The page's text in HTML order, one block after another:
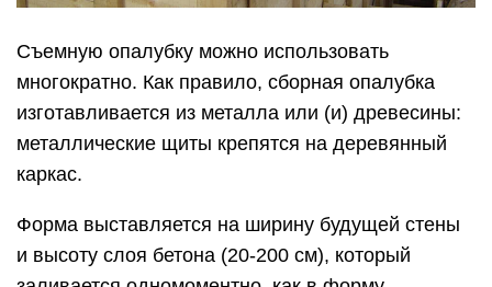
Съемную опалубку можно использовать
многократно. Как правило, сборная опалубка
изготавливается из металла или (и) древесины:
металлические щиты крепятся на деревянный
каркас.
Форма выставляется на ширину будущей стены
и высоту слоя бетона (20-200 см), который